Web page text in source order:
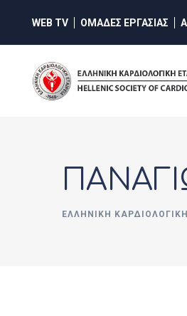
content
WEB TV ΟΜΑΔΕΣ ΕΡΓΑΣΙΑΣ
ΕΛΛΗΝΙΚΉ